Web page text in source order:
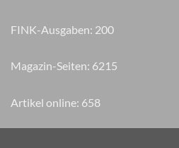
FINK-Ausgaben: 200
Magazin-Seiten: 7025
Artikel online: 658